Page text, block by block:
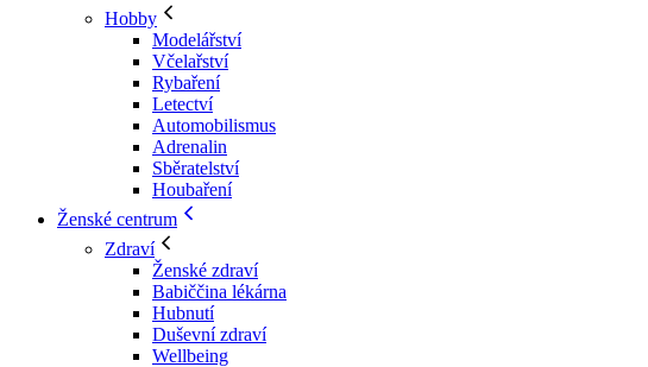
Hobby
Modelářství
Včelařství
Rybaření
Letectví
Automobilismus
Adrenalin
Sběratelství
Houbaření
Ženské centrum
Zdraví
Ženské zdraví
Babiččina lékárna
Hubnutí
Duševní zdraví
Wellbeing